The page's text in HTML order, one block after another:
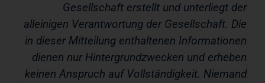
Gesellschaft erstellt und unterliegt der
alleinigen Verantwortung der Gesellschaft. Die
in dieser Mitteilung enthaltenen Informationen
dienen nur Hintergrundzwecken und erheben
keinen Anspruch auf Vollständigkeit. Niemand